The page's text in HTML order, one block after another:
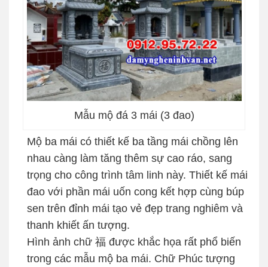
Mẫu mộ đá 3 mái (3 đao)
Mộ ba mái có thiết kế ba tầng mái chồng lên
nhau càng làm tăng thêm sự cao ráo, sang
trọng cho công trình tâm linh này. Thiết kế mái
đao với phần mái uốn cong kết hợp cùng búp
sen trên đỉnh mái tạo vẻ đẹp trang nghiêm và
thanh khiết ấn tượng.
Hình ảnh chữ 福 được khắc họa rất phổ biến
trong các mẫu mộ ba mái. Chữ Phúc tượng